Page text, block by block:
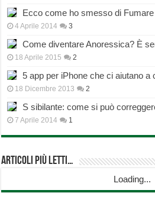
Ecco come ho smesso di
4 Aprile 2014 3
Come diventare Anoressica? È
18 Aprile 2015 2
5 app per iPhone che ci aiutano a
18 Dicembre 2013 2
S sibilante: come si può
7 Aprile 2014 1
Articoli più Letti…
Loading...